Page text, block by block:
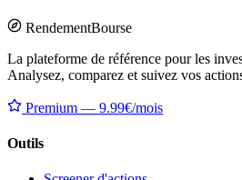
RendementBourse
La plateforme de référence pour les
Analysez, comparez et suivez vos
Premium — 9.99€/mois
Outils